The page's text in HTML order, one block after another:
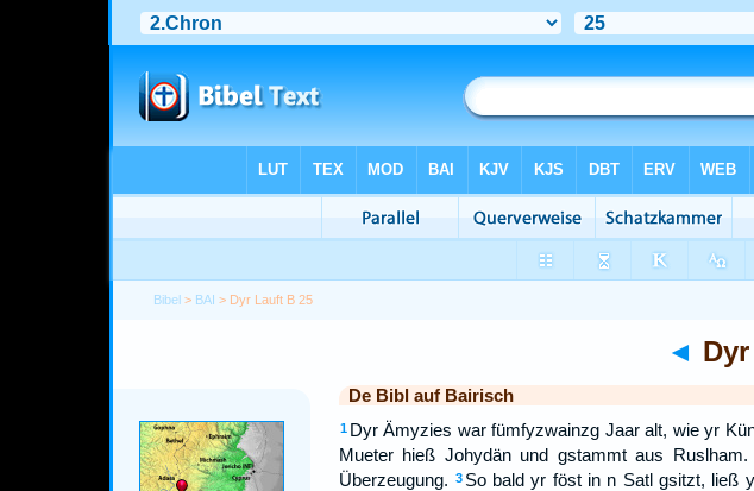
Bibel > BAI > Dyr Lauft B 25
◄
De Bibl auf Bairisch
1 Dyr Ämyzies war fümfyzwainzg Jaar alt, wie yr
Mueter hieß Johydän und gstammt aus Ruslham.
Überzeugung. 3 So bald yr föst in n Satl gsitzt, ließ